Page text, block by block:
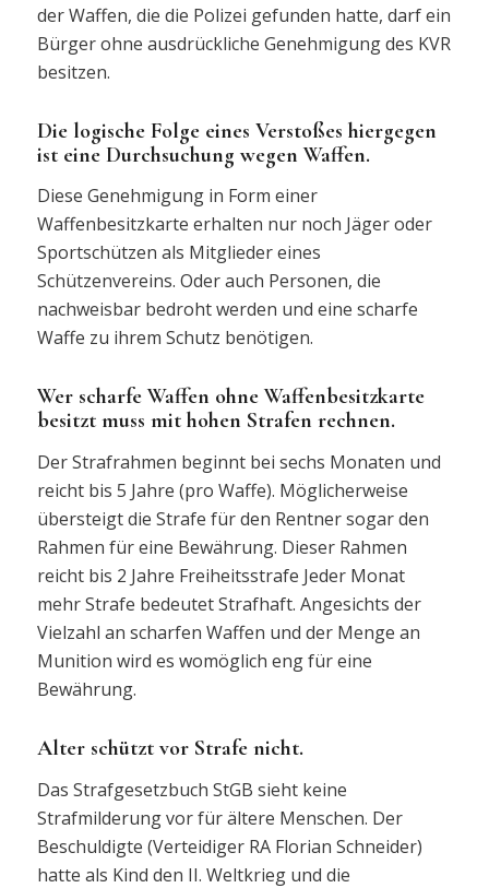
der Waffen, die die Polizei gefunden hatte, darf ein
Bürger ohne ausdrückliche Genehmigung des KVR
besitzen.
Die logische Folge eines Verstoßes hiergegen
ist eine Durchsuchung wegen Waffen.
Diese Genehmigung in Form einer
Waffenbesitzkarte erhalten nur noch Jäger oder
Sportschützen als Mitglieder eines
Schützenvereins. Oder auch Personen, die
nachweisbar bedroht werden und eine scharfe
Waffe zu ihrem Schutz benötigen.
Wer scharfe Waffen ohne Waffenbesitzkarte
besitzt muss mit hohen Strafen rechnen.
Der Strafrahmen beginnt bei sechs Monaten und
reicht bis 5 Jahre (pro Waffe). Möglicherweise
übersteigt die Strafe für den Rentner sogar den
Rahmen für eine Bewährung. Dieser Rahmen
reicht bis 2 Jahre Freiheitsstrafe Jeder Monat
mehr Strafe bedeutet Strafhaft. Angesichts der
Vielzahl an scharfen Waffen und der Menge an
Munition wird es womöglich eng für eine
Bewährung.
Alter schützt vor Strafe nicht.
Das Strafgesetzbuch StGB sieht keine
Strafmilderung vor für ältere Menschen. Der
Beschuldigte (Verteidiger RA Florian Schneider)
hatte als Kind den II. Weltkrieg und die